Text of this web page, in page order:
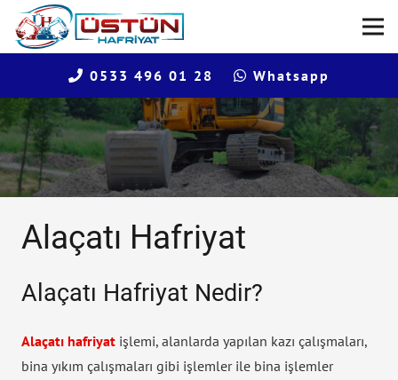
0533 496 01 28 Whatsapp
Alaçatı Hafriyat
Alaçatı Hafriyat Nedir?
Alaçatı hafriyat işlemi, alanlarda yapılan kazı çalışmaları,
bina yıkım çalışmaları gibi işlemler ile bina işlemler